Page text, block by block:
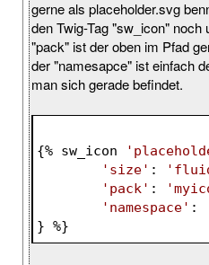
gerne als placeholder.svg
den Twig-Tag "sw_icon"
"pack" ist der oben im Pfad
der "namesapce" ist einfach
man sich gerade befindet.
{% sw_icon
'size' :
'pack' :
'namespace' :
} %}